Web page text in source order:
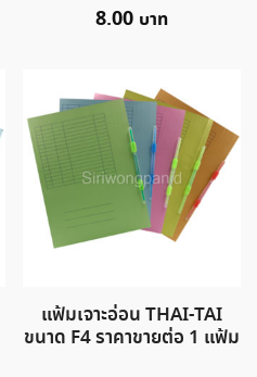
8.00
แฟ้มเจาะอ่อน THAI-TAI
ขนาด F4 ราคาขายต่อ 1 แฟ้ม